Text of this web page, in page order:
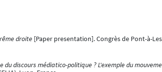
droite[Paper presentation]. Congrès de Pont-à-
du discours médiatico-politique ? L'exemple du